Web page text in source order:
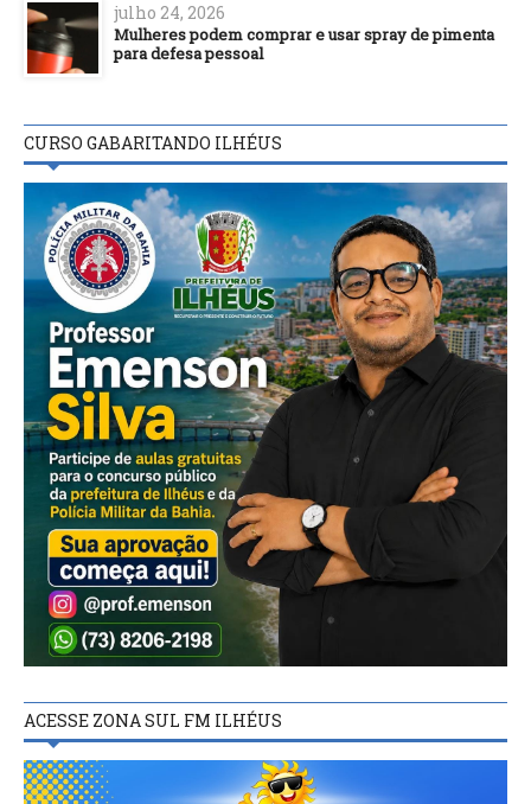
julho 24, 2026
Mulheres podem comprar e usar spray de pimenta
para defesa pessoal
CURSO GABARITANDO ILHÉUS
ACESSE ZONA SUL FM ILHÉUS